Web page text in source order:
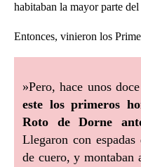
habitaban la mayor parte
Entonces, vinieron los
»Pero, hace unos
este los primeros
Roto de Dorne
Llegaron con
de cuero, y montaban